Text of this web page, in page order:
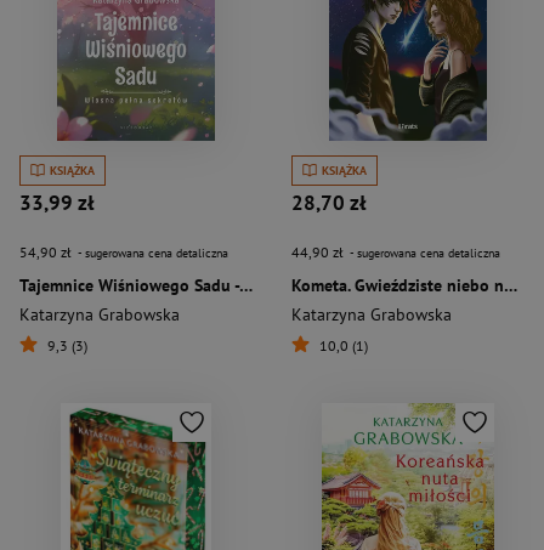
KSIĄŻKA
33,99 zł
54,90 zł - sugerowana cena detaliczna
Tajemnice Wiśniowego Sadu - Wiosna pełna sekretów
Katarzyna Grabowska
9,3 (3)
KSIĄŻKA
28,70 zł
44,90 zł - sugerowana cena detaliczna
Kometa. Gwieździste niebo nad nami. 2
Katarzyna Grabowska
10,0 (1)